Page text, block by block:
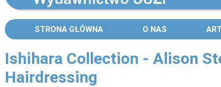
STRONA GŁÓWNA O NAS
Ishihara Collection - Alison
Hairdressing